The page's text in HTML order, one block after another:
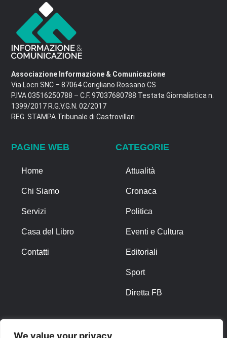
We value your privacy
Associazione Informazione & Comunicazione
Via Locri SNC – 87064 Corigliano Rossano CS
P.IVA 03516250788 – C.F. 97037680788 Testata Giornalistica n.
1399/2017 R.G.V.G.N. 02/2017
REG. STAMPA Tribunale di Castrovillari
PAGINE WEB
Home
Chi Siamo
Servizi
Casa del Libro
Contatti
CATEGORIE
Attualità
Cronaca
Politica
Eventi e Cultura
Editoriali
Sport
Diretta FB